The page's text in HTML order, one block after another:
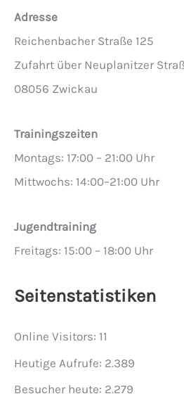
Adresse
Reichenbacher Straße 125
Zufahrt über Neuplanitzer
08056 Zwickau
Trainingszeiten
Montags: 17:00 – 21:00 Uhr
Mittwochs: 14:00–21:00 Uhr
Jugendtraining
Freitags: 15:00 – 18:00 Uhr
Seitenstatistiken
Online Visitors: 11
Heutige Aufrufe: 2.389
Besucher heute: 2.279